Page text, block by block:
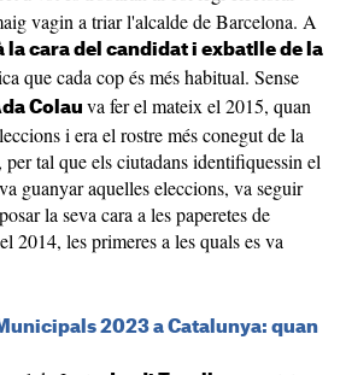
vagin a triar l'alcalde de Barcelona. A
cara del candidat i exbatlle de la
que cada cop és més habitual. Sense
Colau va fer el mateix el 2015, quan
i era el rostre més conegut de la
tal que els ciutadans identifiquessin el
guanyar aquelles eleccions, va seguir
la seva cara a les paperetes de
2014, les primeres a les quals es va
2023 a Catalunya: quan